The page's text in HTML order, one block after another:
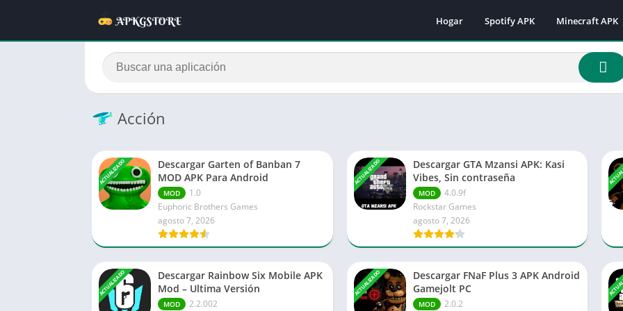
Hogar Spotify APK
Minecraft APK
Minecraft
Minecraft 1.18
Minecraft 1.18.2
Minecraft
Minecraft
Minecraft
Minecraft 1.21
Acción
ACTUALIZADO
Descargar Garten of Banban 7
MOD APK Para Android
MOD
1.0
Euphoric Brothers Games
agosto 7, 2026
ACTUALIZADO
Descargar GTA Mzansi APK: Kasi
Vibes, Sin contraseña
MOD
4.0.9f
Rockstar Games
agosto 7, 2026
ACTUALIZADO
Descargar Rainbow Six Mobile APK
Mod – Ultima Versión
MOD
2.2.002
ACTUALIZADO
Descargar FNaF Plus 3 APK Android
Gamejolt PC
MOD
2.0.2